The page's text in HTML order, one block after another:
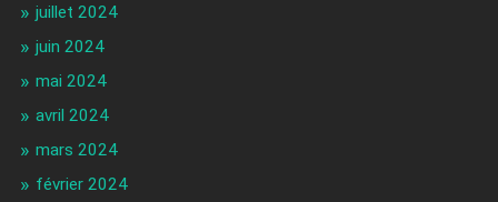
juillet 2024
juin 2024
mai 2024
avril 2024
mars 2024
février 2024